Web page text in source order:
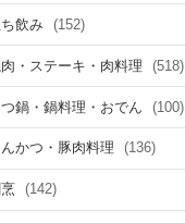
飲み (152)
・ステーキ・肉料理 (518)
つ鍋・鍋料理・おでん (100)
んかつ・豚肉料理 (136)
(142)